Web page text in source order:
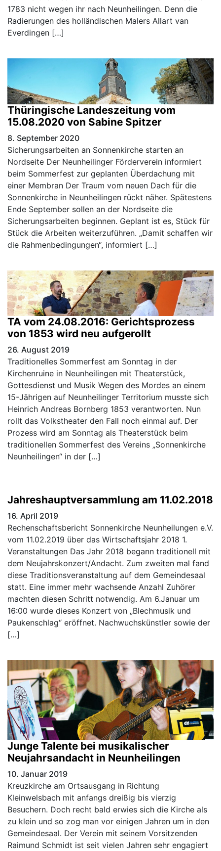
1783 nicht wegen ihr nach Neunheilingen. Denn die
Radierungen des holländischen Malers Allart van
Everdingen […]
Thüringische Landeszeitung vom
15.08.2020 von Sabine Spitzer
8. September 2020
Sicherungsarbeiten an Sonnenkirche starten an
Nordseite Der Neunheilinger Förderverein informiert
beim Sommerfest zur geplanten Überdachung mit
einer Membran Der Traum vom neuen Dach für die
Sonnenkirche in Neunheilingen rückt näher. Spätestens
Ende September sollen an der Nordseite die
Sicherungsarbeiten beginnen. Geplant ist es, Stück für
Stück die Arbeiten weiterzuführen. „Damit schaffen wir
die Rahmenbedingungen“, informiert […]
TA vom 24.08.2016: Gerichtsprozess
von 1853 wird neu aufgerollt
26. August 2019
Traditionelles Sommerfest am Sonntag in der
Kirchenruine in Neunheilingen mit Theaterstück,
Gottesdienst und Musik Wegen des Mordes an einem
15-Jährigen auf Neunheilinger Territorium musste sich
Heinrich Andreas Bornberg 1853 verantworten. Nun
rollt das Volkstheater den Fall noch einmal auf. Der
Prozess wird am Sonntag als Theaterstück beim
traditionellen Sommerfest des Vereins „Sonnenkirche
Neunheilingen“ in der […]
Jahreshauptversammlung am 11.02.2018
16. April 2019
Rechenschaftsbericht Sonnenkirche Neunheilungen e.V.
vom 11.02.2019 über das Wirtschaftsjahr 2018 1.
Veranstaltungen Das Jahr 2018 begann traditionell mit
dem Neujahrskonzert/Andacht. Zum zweiten mal fand
diese Traditionsveranstaltung auf dem Gemeindesaal
statt. Eine immer mehr wachsende Anzahl Zuhörer
machten diesen Schritt notwendig. Am 6.Januar um
16:00 wurde dieses Konzert von „Blechmusik und
Paukenschlag“ eröffnet. Nachwuchskünstler sowie der
[…]
Junge Talente bei musikalischer
Neujahrsandacht in Neunheilingen
10. Januar 2019
Kreuzkirche am Ortsausgang in Richtung
Kleinwelsbach mit anfangs dreißig bis vierzig
Besuchern. Doch recht bald erwies sich die Kirche als
zu klein und so zog man vor einigen Jahren um in den
Gemeindesaal. Der Verein mit seinem Vorsitzenden
Raimund Schmidt ist seit vielen Jahren sehr engagiert